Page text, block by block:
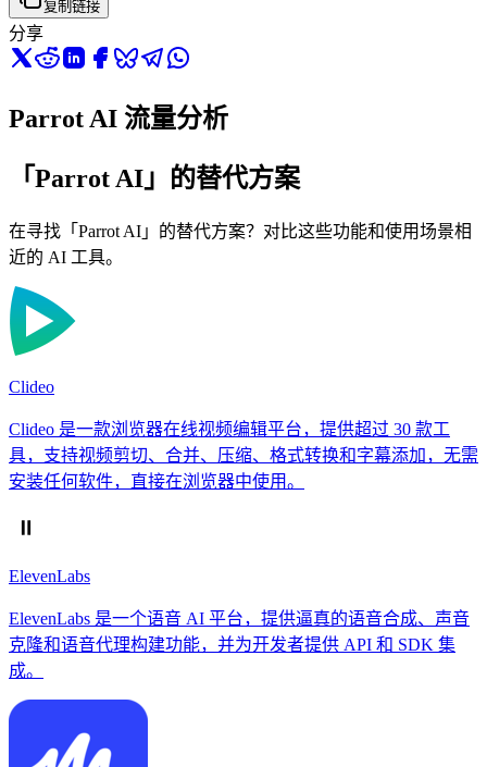
复制链接
分享
Parrot AI 流量分析
「Parrot AI」的替代方案
在寻找「Parrot AI」的替代方案？对比这些功能和使用场景相
近的 AI 工具。
Clideo
Clideo 是一款浏览器在线视频编辑平台，提供超过 30 款工
具，支持视频剪切、合并、压缩、格式转换和字幕添加，无需
安装任何软件，直接在浏览器中使用。
ElevenLabs
ElevenLabs 是一个语音 AI 平台，提供逼真的语音合成、声音
克隆和语音代理构建功能，并为开发者提供 API 和 SDK 集
成。